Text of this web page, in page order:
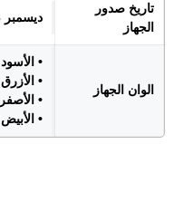
تاريخ صدور
الجهاز
ديسمبر 2023
الوان الجهاز
• الأسود
• الأزرق
• الأصفر
• الأبيض